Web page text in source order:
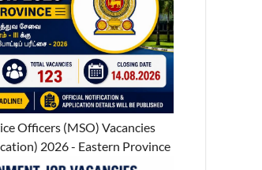
Officers (MSO) Vacancies
2026 - Eastern Province